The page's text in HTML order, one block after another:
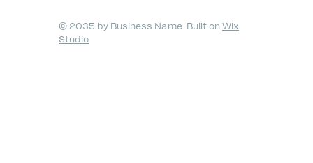
© 2035 by Business Name. Built on Wix
Studio